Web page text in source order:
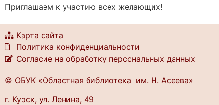
Приглашаем к участию всех желающих!
Карта сайта
Политика конфиденциальности
Согласие на обработку персональных данных
© ОБУК «Областная библиотека им. Н. Асеева»
г. Курск, ул. Ленина, 49